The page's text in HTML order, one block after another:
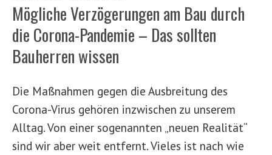
Mögliche Verzögerungen am Bau durch
die Corona-Pandemie – Das sollten
Bauherren wissen
Die Maßnahmen gegen die Ausbreitung des
Corona-Virus gehören inzwischen zu unserem
Alltag. Von einer sogenannten „neuen Realität“
sind wir aber weit entfernt. Vieles ist nach wie